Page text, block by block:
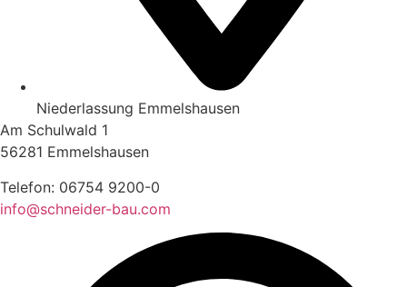
Niederlassung Emmelshausen
Am Schulwald 1
56281 Emmelshausen
Telefon: 06754 9200-0
info@schneider-bau.com